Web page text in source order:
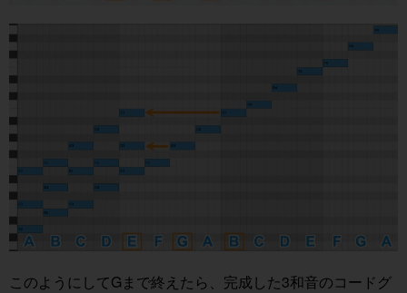
このようにしてGまで終えたら、完成した3和音のコードグ